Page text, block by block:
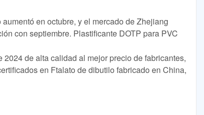
en octubre, y el mercado de Zhejiang
con septiembre. Plastificante DOTP para PVC
de alta calidad al mejor precio de fabricantes,
en Ftalato de dibutilo fabricado en China,